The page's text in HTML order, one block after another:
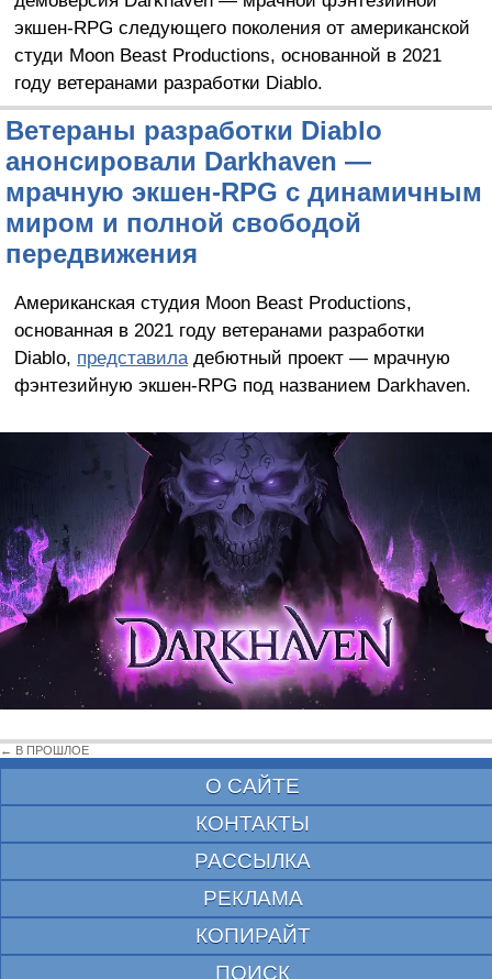
экшен-RPG следующего поколения от американской
студи Moon Beast Productions, основанной в 2021
году ветеранами разработки Diablo.
Ветераны разработки Diablo
анонсировали Darkhaven —
мрачную экшен-RPG с динамичным
миром и полной свободой
передвижения
Американская студия Moon Beast Productions,
основанная в 2021 году ветеранами разработки
Diablo, представиладебютный проект — мрачную
фэнтезийную экшен-RPG под названием Darkhaven.
← В ПРОШЛОЕ
О САЙТЕ
КОНТАКТЫ
РАССЫЛКА
РЕКЛАМА
КОПИРАЙТ
ПОИСК